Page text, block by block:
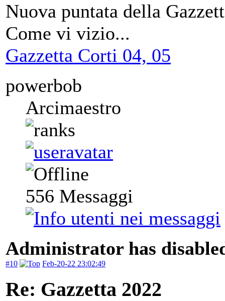
Nuova puntata della
Come vi vizio...
Gazzetta Corti 04, 05
powerbob
Arcimaestro
556 Messaggi
Administrator has
#10 Feb-20-22 23:02:49
Re: Gazzetta 2022